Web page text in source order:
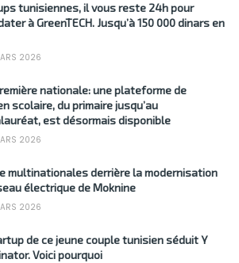
tunisiennes, il vous reste 24h pour
à GreenTECH. Jusqu’à 150 000 dinars en
2026
nationale: une plateforme de
scolaire, du primaire jusqu’au
est désormais disponible
2026
multinationales derrière la modernisation
électrique de Moknine
2026
de ce jeune couple tunisien séduit Y
Voici pourquoi